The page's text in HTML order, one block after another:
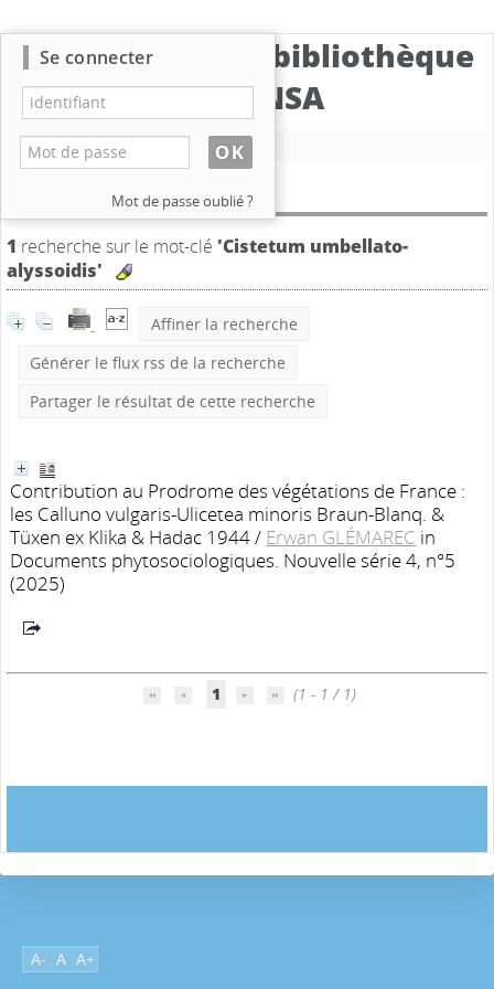
Catalogue de la bibliothèque
du CBNSA
Nouvelle recherche
Résultat de la recherche
1 recherche sur le mot-clé 'Cistetum umbellato-
alyssoidis'
Affiner la recherche
Générer le flux rss de la recherche
Partager le résultat de cette recherche
Contribution au Prodrome des végétations de France :
les Calluno vulgaris-Ulicetea minoris Braun-Blanq. &
Tüxen ex Klika & Hadac 1944/ Erwan GLÉMAREC in
Documents phytosociologiques. Nouvelle série 4, n°5
(2025)
1 (1 - 1 / 1)
A- A A+
Se connecter
Mot de passe oublié ?